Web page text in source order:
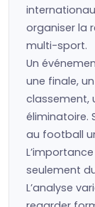
organiser la
multi-sport.
Un
une finale,
classement,
éliminatoire.
au football
seulement
L’analyse